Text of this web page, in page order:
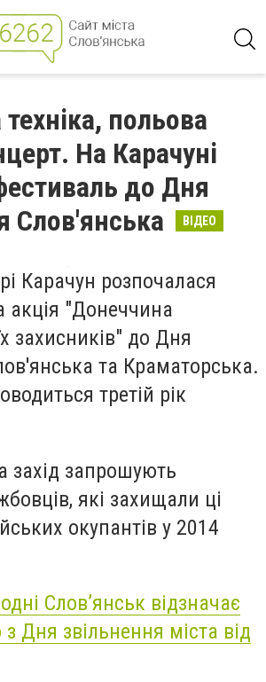
польова
На Карачуні
до Дня
Слов'янська
ВІДЕО
Карачун розпочалася
акція "Донеччина
захисників" до Дня
та Краматорська.
третій рік
захід запрошують
які захищали ці
окупантів у 2014
Слов’янськ відзначає
з Дня звільнення міста від